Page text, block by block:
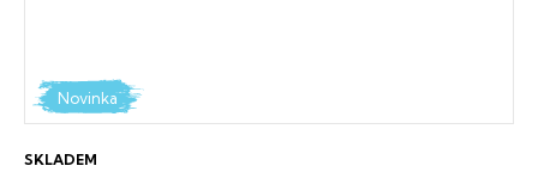
Novinka
SKLADEM